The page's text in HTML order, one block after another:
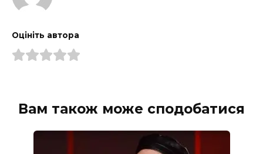
Оцініть автора
Вам також може сподобатися